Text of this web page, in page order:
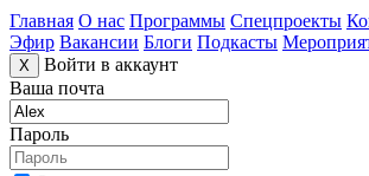
Главная О нас Программы Спецпроекты
Эфир Вакансии Блоги Подкасты
X
Войти в аккаунт
Ваша почта
Пароль